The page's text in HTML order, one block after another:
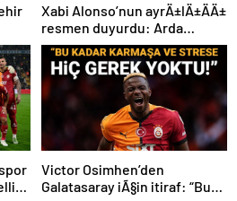
Xabi Alonso’nun ayrÄ±lÄ±ÄÄ±
resmen duyurdu: Arda
GÃ¼ler’in yeni hocasÄ±
olmak iÃ§in geri sayÄ±m
baÅladÄ±
Victor Osimhen’den
Galatasaray iÃ§in itiraf: “Bu